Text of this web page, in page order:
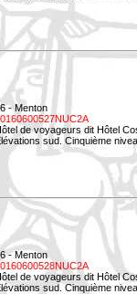
- Menton
de voyageurs dit Hôtel
sud. Cinquième
- Menton
de voyageurs dit Hôtel
sud. Cinquième